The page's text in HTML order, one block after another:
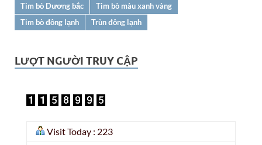
Tim bò Dương bắc
Tim bò màu xanh vàng
Tim bò đông lạnh
Trùn đông lạnh
LƯỢT NGƯỜI TRUY CẬP
Visit Today : 223